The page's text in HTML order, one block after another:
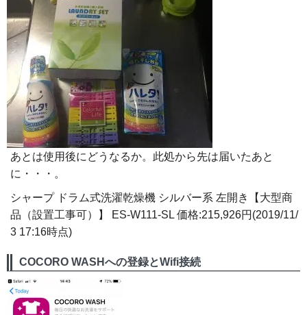
あとは使用後にどうなるか。此処から先は届いたあと
に・・・。
シャープ ドラム式洗濯乾燥機 シルバー系 左開き【大型商
品（設置工事可）】 ES-W111-SL 価格:215,926円(2019/11/
3 17:16時点)
COCORO WASHへの登録とWifi接続